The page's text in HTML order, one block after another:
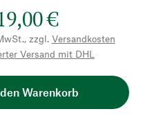
€
zzgl. Versandkosten
Versand mit DHL
Warenkorb